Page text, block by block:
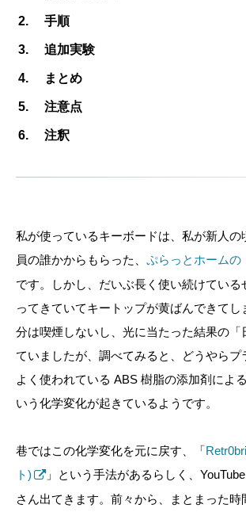
手順
追加実験
まとめ
注意点
注釈
私が使っているキーボードは、私が新人の
員の誰かからもらった、 ぷらっとホームの
です。しかし、だいぶ長く使い続けている
ってきていてキートップが黄ばんできてし
分は喫煙しないし、光に当たった結果の「
ていましたが、調べてみると、どうやらプ
よく使われている ABS 樹脂の添加剤によ
いう化学変化が起きているようです。
巷ではこの化学変化を元に戻す、「
ト)
」という手法があるらしく、
さん出てきます。前々から、まとまった時